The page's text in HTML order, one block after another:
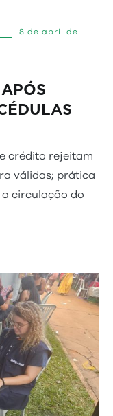
8 de abril de
crédito rejeitam
válidas; prática
circulação do